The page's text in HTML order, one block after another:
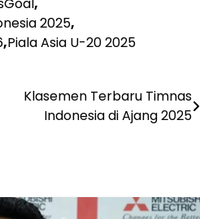
2025,
,Piala Asia U-20 2025
Klasemen Terbaru Timnas
Indonesia di Ajang 2025